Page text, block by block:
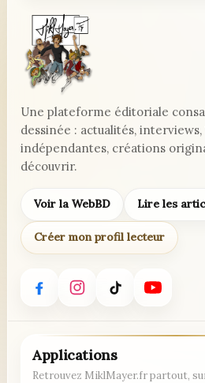
Une plateforme éditoriale
dessinée : actualités, interviews,
indépendantes, créations
découvrir.
Voir la WebBD Lire les
Créer mon profil lecteur
Applications
Retrouvez MiklMayer.fr partout,